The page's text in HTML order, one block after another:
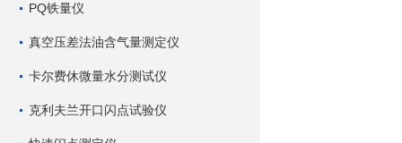
PQ铁量仪
真空压差法油含气量测定仪
卡尔费休微量水分测试仪
克利夫兰开口闪点试验仪